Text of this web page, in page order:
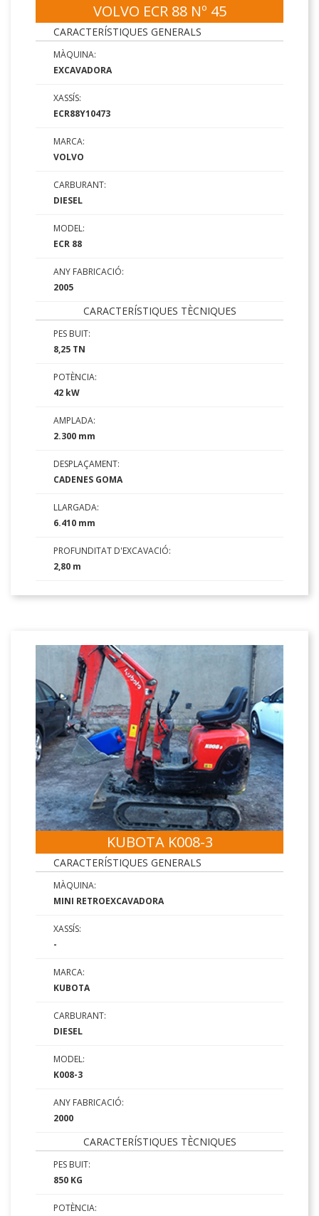
VOLVO ECR 88 Nº 45
CARACTERÍSTIQUES GENERALS
MÀQUINA:
EXCAVADORA
XASSÍS:
ECR88Y10473
MARCA:
VOLVO
CARBURANT:
DIESEL
MODEL:
ECR 88
ANY FABRICACIÓ:
2005
CARACTERÍSTIQUES TÈCNIQUES
PES BUIT:
8,25 TN
POTÈNCIA:
42 kW
AMPLADA:
2.300 mm
DESPLAÇAMENT:
CADENES GOMA
LLARGADA:
6.410 mm
PROFUNDITAT D'EXCAVACIÓ:
2,80 m
KUBOTA K008-3
CARACTERÍSTIQUES GENERALS
MÀQUINA:
MINI RETROEXCAVADORA
XASSÍS:
-
MARCA:
KUBOTA
CARBURANT:
DIESEL
MODEL:
K008-3
ANY FABRICACIÓ:
2000
CARACTERÍSTIQUES TÈCNIQUES
PES BUIT:
850 KG
POTÈNCIA: